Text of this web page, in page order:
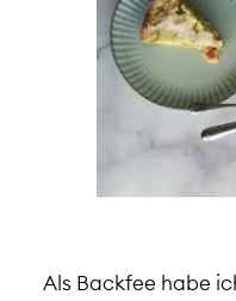
Als Backfee habe